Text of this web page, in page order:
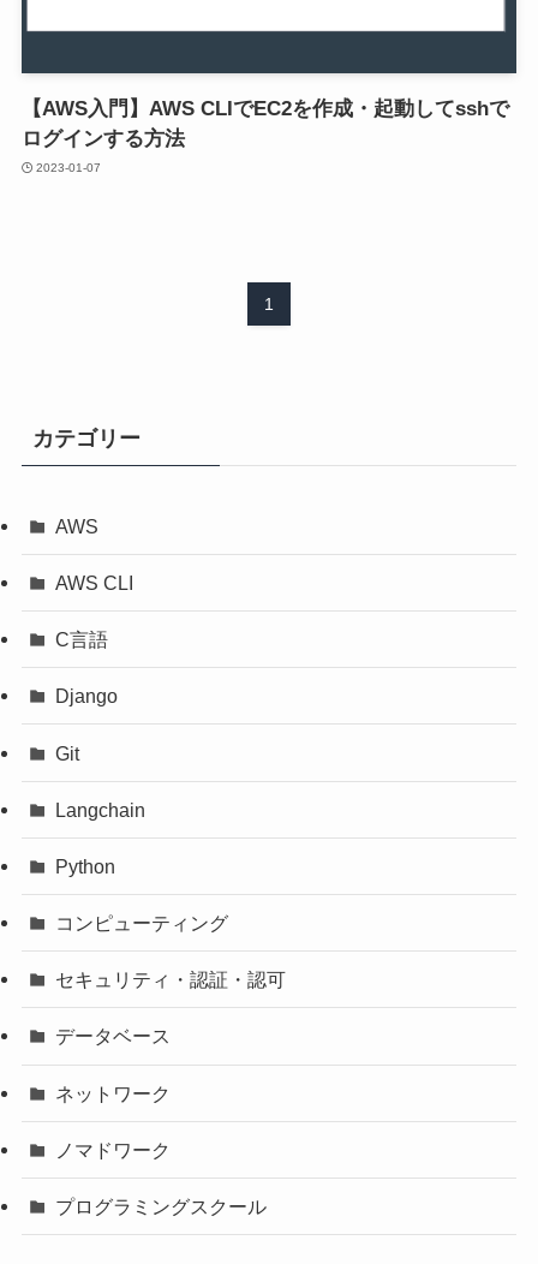
【AWS入門】AWS CLIでEC2を作成・起動してsshで
ログインする方法
2023-01-07
1
カテゴリー
AWS
AWS CLI
C言語
Django
Git
Langchain
Python
コンピューティング
セキュリティ・認証・認可
データベース
ネットワーク
ノマドワーク
プログラミングスクール